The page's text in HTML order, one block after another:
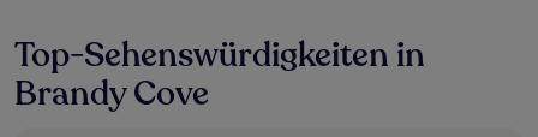
letzten
24 Stunden
für
einen
Top-Sehenswürdigkeiten in
Brandy Cove